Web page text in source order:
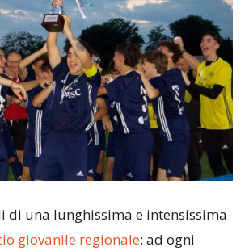
di una lunghissima e intensissima
giovanile regionale: ad ogni